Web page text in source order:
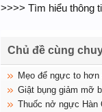
>>>> Tìm hiểu thông
Chủ đề cùng
Mẹo để ngực to
Giật bụng giảm mỡ
Thuốc nở ngực Hàn